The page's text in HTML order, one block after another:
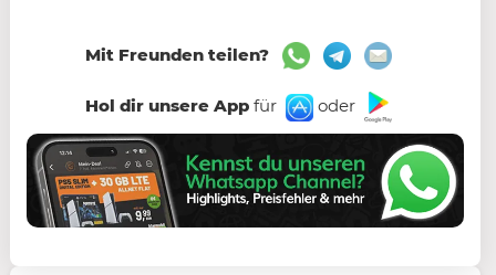
Mit Freunden teilen?
Hol dir unsere Appfür oder